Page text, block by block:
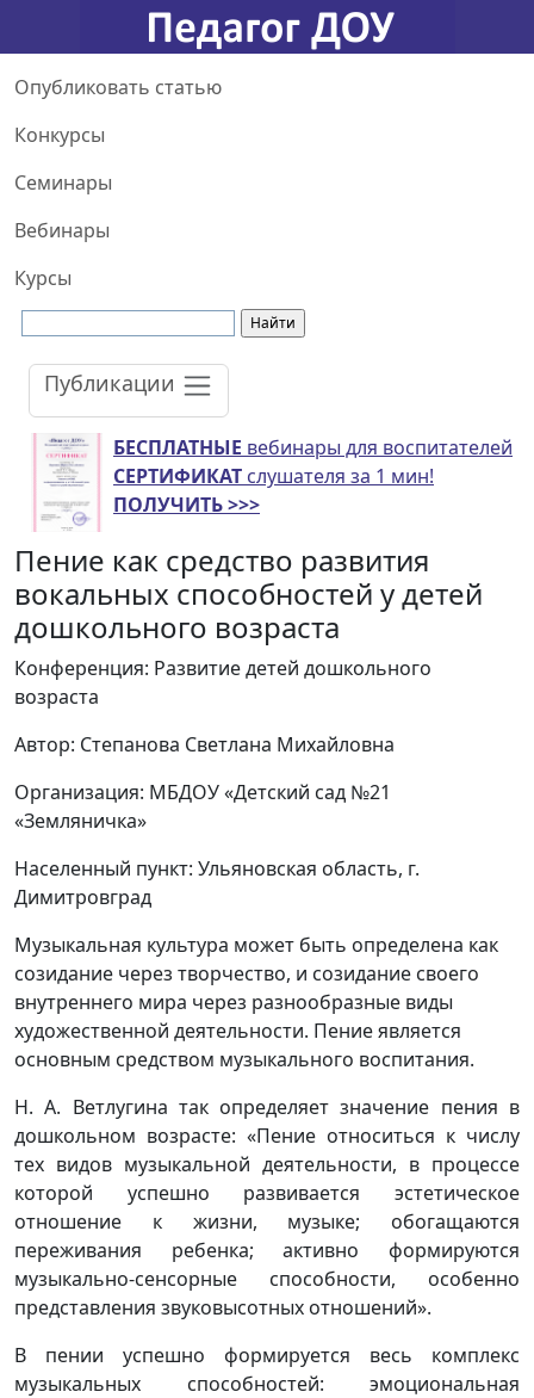
Опубликовать статью
Конкурсы
Семинары
Вебинары
Курсы
Публикации
БЕСПЛАТНЫЕ вебинары для воспитателей
СЕРТИФИКАТ слушателя за 1 мин!
ПОЛУЧИТЬ >>>
Пение как средство развития
вокальных способностей у детей
дошкольного возраста
Конференция: Развитие детей дошкольного
возраста
Автор: Степанова Светлана Михайловна
Организация: МБДОУ «Детский сад №21
«Земляничка»
Населенный пункт: Ульяновская область, г.
Димитровград
Музыкальная культура может быть определена как
созидание через творчество, и созидание своего
внутреннего мира через разнообразные виды
художественной деятельности. Пение является
основным средством музыкального воспитания.
Н. А. Ветлугина так определяет значение пения в
дошкольном возрасте: «Пение относиться к числу
тех видов музыкальной деятельности, в процессе
которой успешно развивается эстетическое
отношение к жизни, музыке; обогащаются
переживания ребенка; активно формируются
музыкально-сенсорные способности, особенно
представления звуковысотных отношений».
В пении успешно формируется весь комплекс
музыкальных способностей: эмоциональная